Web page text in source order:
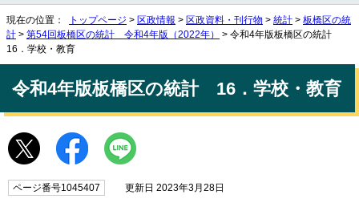
現在の位置： トップページ > 区政情報 > 区政資料・刊行物 > 統計 > 板橋区の統
計 > 第54回板橋区の統計 令和4年版（2022年）
> 令和4年版板橋区の統計
16．学校・教育
令和4年版板橋区の統計 16．学校・教育
ページ番号1045407 更新日 2023年3月28日